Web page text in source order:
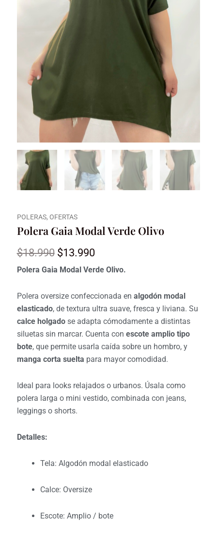
POLERAS, OFERTAS
Polera Gaia Modal Verde Olivo
$18.990 El
precio
era:
$18.990.
$13.990El
precio
es:
$13.990.
Polera Gaia Modal Verde Olivo.
Polera oversize confeccionada en algodón modal
elasticado, de textura ultra suave, fresca y liviana. Su
calce holgadose adapta cómodamente a distintas
siluetas sin marcar. Cuenta con escote amplio tipo
bote, que permite usarla caída sobre un hombro, y
manga corta suelta para mayor comodidad.
Ideal para looks relajados o urbanos. Úsala como
polera larga o mini vestido, combinada con jeans,
leggings o shorts.
Detalles:
Tela: Algodón modal elasticado
Calce: Oversize
Escote: Amplio / bote